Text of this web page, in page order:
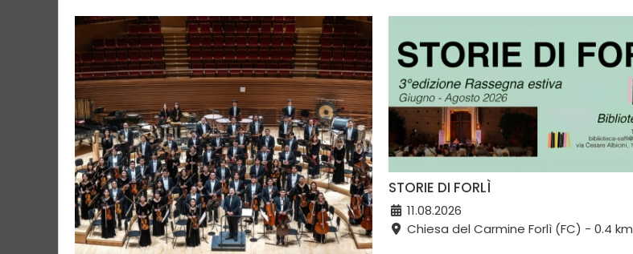
STORIE DI FORLÌ
11.08.2026
Chiesa del Carmine Forlì (FC) - 0.4 km